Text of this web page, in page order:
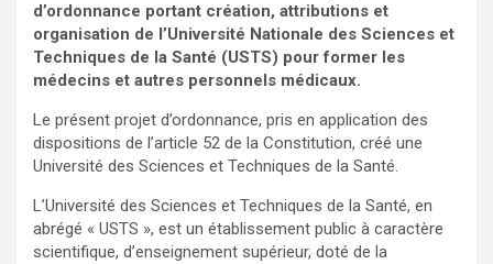
d’ordonnance portant création, attributions et
organisation de l’Université Nationale des Sciences et
Techniques de la Santé (USTS) pour former les
médecins et autres personnels médicaux.
Le présent projet d’ordonnance, pris en application des
dispositions de l’article 52 de la Constitution, créé une
Université des Sciences et Techniques de la Santé.
L’Université des Sciences et Techniques de la Santé, en
abrégé « USTS », est un établissement public à caractère
scientifique, d’enseignement supérieur, doté de la